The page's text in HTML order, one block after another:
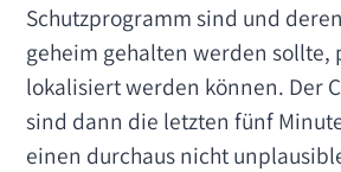
Schutzprogramm sind und
geheim gehalten werden sollte,
lokalisiert werden können. Der
sind dann die letzten fünf
einen durchaus nicht